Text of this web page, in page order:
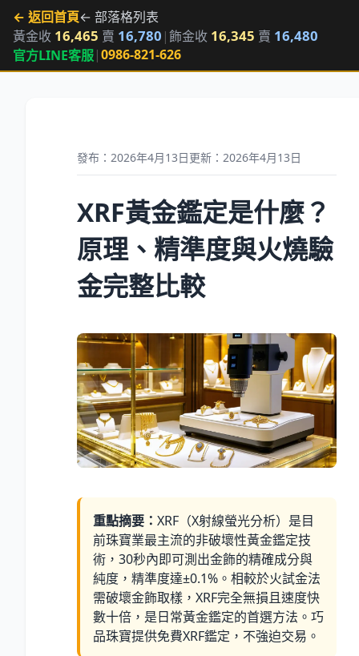
← 返回首頁← 部落格列表
黃金收 16,465 賣 16,780 |飾金收 16,345 賣 16,480
官方LINE客服|0986-821-626
發布：2026年4月13日更新：2026年4月13日
XRF黃金鑑定是什麼？
原理、精準度與火燒驗
金完整比較
重點摘要： XRF（X射線螢光分析）是目
前珠寶業最主流的非破壞性黃金鑑定技
術，30秒內即可測出金飾的精確成分與
純度，精準度達±0.1%。相較於火試金法
需破壞金飾取樣，XRF完全無損且速度快
數十倍，是日常黃金鑑定的首選方法。巧
品珠寶提供免費XRF鑑定，不強迫交易。